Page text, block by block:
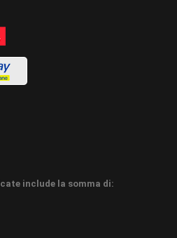
include la somma di: